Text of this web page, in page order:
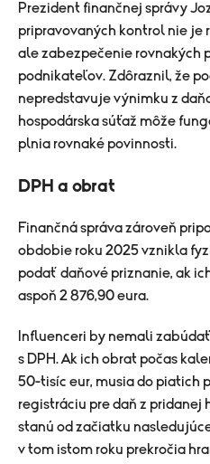
Prezident finančnej správy
pripravovaných kontrol nie je
ale zabezpečenie rovnakých
podnikateľov. Zdôraznil, že
nepredstavuje výnimku z
hospodárska súťaž môže
plnia rovnaké povinnosti.
DPH a obrat
Finančná správa zároveň
obdobie roku 2025 vznikla
podať daňové priznanie, ak
aspoň 2 876,90 eura.
Influenceri by nemali
s DPH. Ak ich obrat počas
50-tisíc eur, musia do piatich
registráciu pre daň z
stanú od začiatku
v tom istom roku prekročia